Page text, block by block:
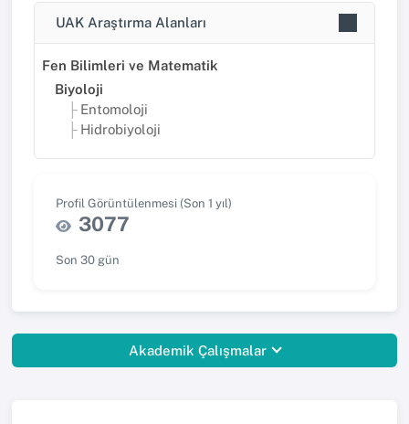
UAK Araştırma Alanları
Fen Bilimleri ve Matematik
Biyoloji
Entomoloji
Hidrobiyoloji
Profil Görüntülenmesi (Son 1 yıl)
3077
Son 30 gün
Akademik Çalışmalar